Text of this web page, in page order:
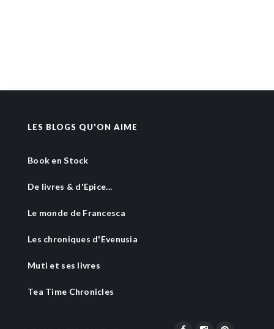
LES BLOGS QU'ON AIME
Book en Stock
De livres & d'Epice...
Le monde de Francesca
Les chroniques d'Evenusia
Muti et ses livres
Tea Time Chronicles